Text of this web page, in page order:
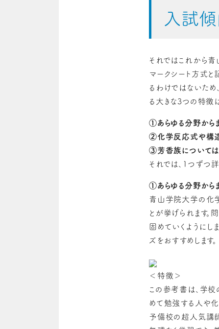
入試
それではこれから
マークシート方式
るわけではないた
る大きな3つの特徴
①あらゆる分野から
②化学反応式や構
③芳香族については
それでは、1つずつ詳
①あらゆる分野から
青山学院大学の化
とが挙げられます。
固めていくようにし
ズをおすすめします。
＜特徴＞
この参考書は、学
めて勉強する人や
予備校の超人気講